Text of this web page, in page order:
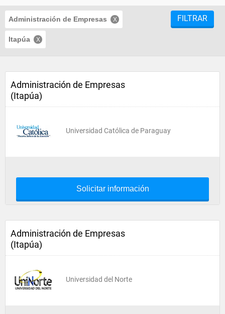
Administración de Empresas
Itapúa
FILTRAR
Administración de Empresas
(Itapúa)
Universidad Católica de Paraguay
Solicitar información
Administración de Empresas
(Itapúa)
Universidad del Norte